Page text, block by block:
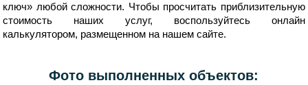
ключ» любой сложности. Чтобы просчитать приблизительную
стоимость наших услуг, воспользуйтесь онлайн
калькулятором, размещенном на нашем сайте.
Фото выполненных объектов: